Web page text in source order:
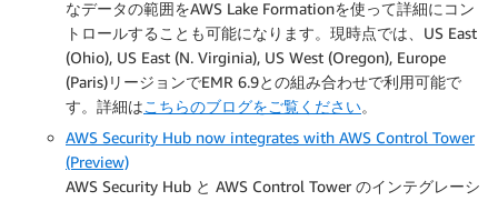
なデータの範囲をAWS Lake Formationを使って詳細にコン
トロールすることも可能になります。現時点では、US East
(Ohio), US East (N. Virginia), US West (Oregon), Europe
(Paris)リージョンでEMR 6.9との組み合わせで利用可能で
す。詳細はこちらのブログをご覧ください。
AWS Security Hub now integrates with AWS Control Tower
(Preview)
AWS Security Hub と AWS Control Tower のインテグレーシ